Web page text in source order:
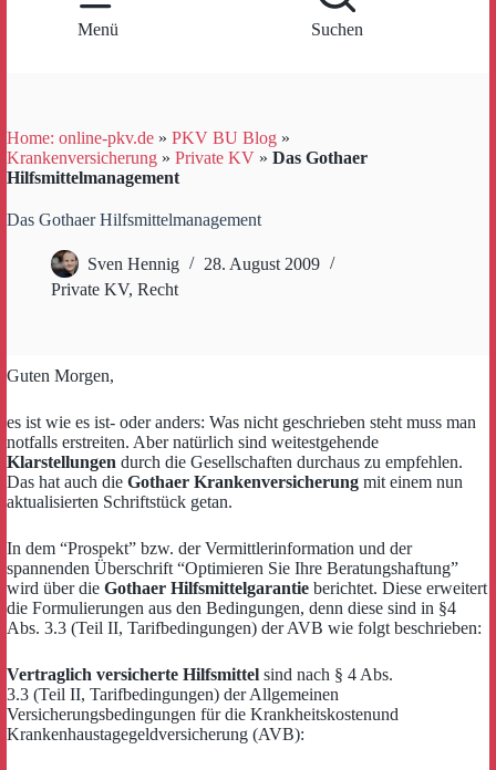
Menü Suchen
Home: online-pkv.de » PKV BU Blog »
Krankenversicherung » Private KV » Das Gothaer
Hilfsmittelmanagement
Das Gothaer Hilfsmittelmanagement
Sven Hennig
28. August 2009
Private KV, Recht
Guten Morgen,
es ist wie es ist- oder anders: Was nicht geschrieben steht muss man
notfalls erstreiten. Aber natürlich sind weitestgehende
Klarstellungen durch die Gesellschaften durchaus zu empfehlen.
Das hat auch die Gothaer Krankenversicherung mit einem nun
aktualisierten Schriftstück getan.
In dem “Prospekt” bzw. der Vermittlerinformation und der
spannenden Überschrift “Optimieren Sie Ihre Beratungshaftung”
wird über die Gothaer Hilfsmittelgarantie berichtet. Diese erweitert
die Formulierungen aus den Bedingungen, denn diese sind in §4
Abs. 3.3 (Teil II, Tarifbedingungen) der AVB wie folgt beschrieben:
Vertraglich versicherte Hilfsmittel sind nach § 4 Abs.
3.3 (Teil II, Tarifbedingungen) der Allgemeinen
Versicherungsbedingungen für die Krankheitskostenund
Krankenhaustagegeldversicherung (AVB):